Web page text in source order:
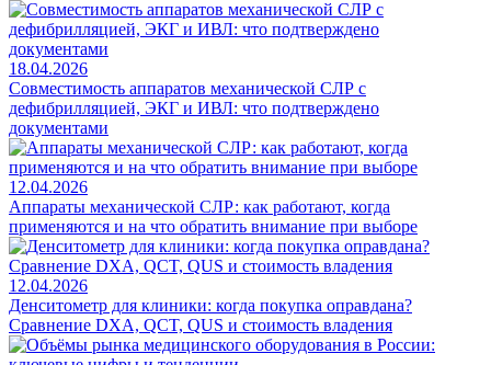
18.04.2026
Совместимость аппаратов механической СЛР с
дефибрилляцией, ЭКГ и ИВЛ: что подтверждено
документами
12.04.2026
Аппараты механической СЛР: как работают, когда
применяются и на что обратить внимание при выборе
12.04.2026
Денситометр для клиники: когда покупка оправдана?
Сравнение DXA, QCT, QUS и стоимость владения